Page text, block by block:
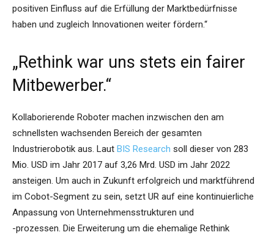
positiven Einfluss auf die Erfüllung der Marktbedürfnisse
haben und zugleich Innovationen weiter fördern.“
„Rethink war uns stets ein fairer
Mitbewerber.“
Kollaborierende Roboter machen inzwischen den am
schnellsten wachsenden Bereich der gesamten
Industrierobotik aus. Laut BIS Research soll dieser von 283
Mio. USD im Jahr 2017 auf 3,26 Mrd. USD im Jahr 2022
ansteigen. Um auch in Zukunft erfolgreich und marktführend
im Cobot-Segment zu sein, setzt UR auf eine kontinuierliche
Anpassung von Unternehmensstrukturen und
-prozessen. Die Erweiterung um die ehemalige Rethink